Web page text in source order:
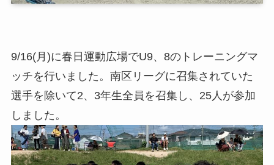
9/16(月)に春日運動広場でU9、8のトレーニングマ
ッチを行いました。南区リーグに召集されていた
選手を除いて2、3年生全員を召集し、25人が参加
しました。